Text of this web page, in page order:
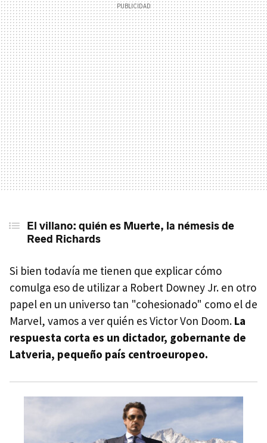
El villano: quién es Muerte, la némesis de
Reed Richards
Si bien todavía me tienen que explicar cómo
comulga eso de utilizar a Robert Downey Jr. en otro
papel en un universo tan "cohesionado" como el de
Marvel, vamos a ver quién es Victor Von Doom. La
respuesta corta es un dictador, gobernante de
Latveria, pequeño país centroeuropeo.